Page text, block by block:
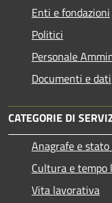
Enti e fondazioni
Politici
Personale
Documenti e dati
CATEGORIE DI
Anagrafe e
Cultura e tempo
Vita lavorativa